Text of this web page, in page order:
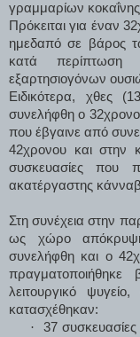
γραμμαρίων
Πρόκειται για έναν
ημεδαπό σε βάρος
κατά περίπτωση
εξαρτησιογόνων
Ειδικότερα, χθες
συνελήφθη ο
που έβγαινε από
42χρονου και στην
συσκευασίες που
ακατέργαστης
Στη συνέχεια στην
ως χώρο
συνελήφθη και ο
λειτουργικό
κατασχέθηκαν:
·
37